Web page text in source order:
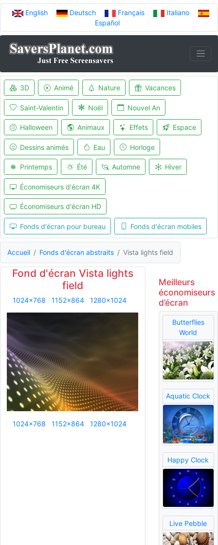
English Deutsch Français
Italiano
Español
3D Animé Nature Vacances
Saint-Valentin Noël Nouvel An
Halloween Animaux Effets Espace
Dessins animés Eau Horloge
Printemps Été Automne Hiver
Économiseurs d'écran 4K
Économiseurs d'écran HD
Fonds d'écran pour bureau Fonds d'écran mobiles
Accueil Fonds d'écran abstraits Vista lights field
Fond d'écran Vista lights
field
1024x768 1152x864 1280x1024
1024x768 1152x864 1280x1024
Meilleurs
économiseurs
d’écran
Butterflies
World
Aquatic Clock
Happy Clock
Live Pebble